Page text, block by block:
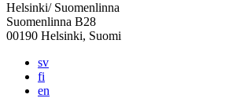
Helsinki/ Suomenlinna
Suomenlinna B28
00190 Helsinki, Suomi
sv
fi
en